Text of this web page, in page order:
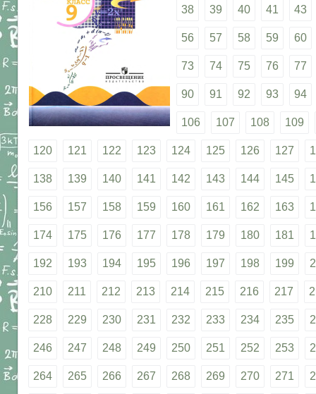
38 39 40 41 43
56 57 58 59 60
73 74 75 76 77
90 91 92 93 94
106 107 108 109
120 121 122 123 124 125 126 127
138 139 140 141 142 143 144 145
156 157 158 159 160 161 162 163
174 175 176 177 178 179 180 181
192 193 194 195 196 197 198 199
210 211 212 213 214 215 216 217
228 229 230 231 232 233 234 235
246 247 248 249 250 251 252 253
264 265 266 267 268 269 270 271